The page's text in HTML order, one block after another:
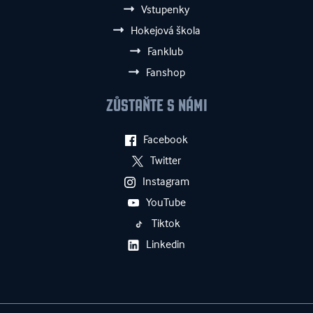
Vstupenky
Hokejová škola
Fanklub
Fanshop
ZŮSTAŇTE S NÁMI
Facebook
Twitter
Instagram
YouTube
Tiktok
Linkedin